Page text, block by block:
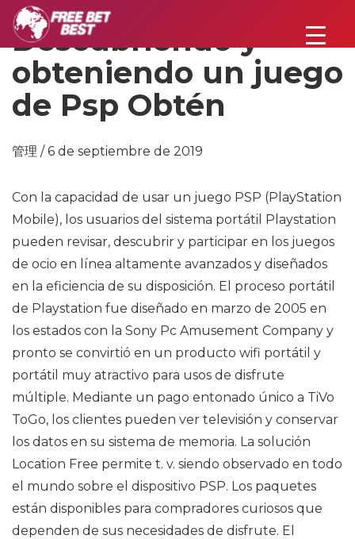
Descubriendo y
obteniendo un juego
de Psp Obtén
管理 / 6 de septiembre de 2019
Con la capacidad de usar un juego PSP (PlayStation
Mobile), los usuarios del sistema portátil Playstation
pueden revisar, descubrir y participar en los juegos
de ocio en línea altamente avanzados y diseñados
en la eficiencia de su disposición. El proceso portátil
de Playstation fue diseñado en marzo de 2005 en
los estados con la Sony Pc Amusement Company y
pronto se convirtió en un producto wifi portátil y
portátil muy atractivo para usos de disfrute
múltiple. Mediante un pago entonado único a TiVo
ToGo, los clientes pueden ver televisión y conservar
los datos en su sistema de memoria. La solución
Location Free permite t. v. siendo observado en todo
el mundo sobre el dispositivo PSP. Los paquetes
están disponibles para compradores curiosos que
dependen de sus necesidades de disfrute. El